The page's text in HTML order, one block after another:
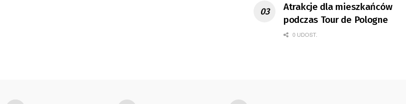
Atrakcje dla mieszkańców
podczas Tour de Pologne
0 UDOST.